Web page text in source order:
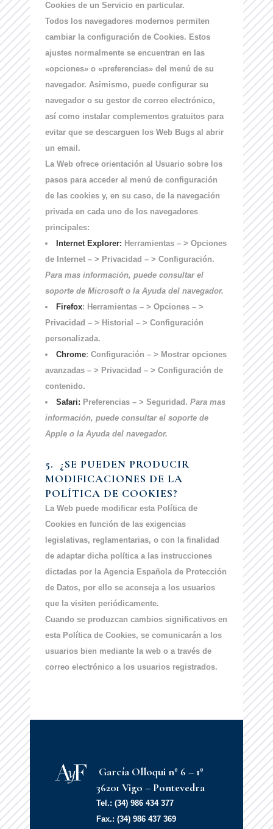
Cookies de un Servicio en particular.
Todos los navegadores modernos permiten
cambiar la configuración de Cookies. Estos
ajustes normalmente se encuentran en las
«opciones» o «preferencias» del menú de su
navegador. Asimismo, puede configurar su
navegador o su gestor de correo electrónico,
así como instalar complementos gratuitos para
evitar que se descarguen los Web Bugs al abrir
un email.
La Web ofrece orientación al Usuario sobre los
pasos para acceder al menú de configuración
de las cookies y, en su caso, de la navegación
privada en cada uno de los navegadores
principales:
Internet Explorer: Herramientas – > Opciones
de Internet – > Privacidad – > Configuración.
Para mas información, puede consultar el
soporte de Microsoft o la Ayuda del navegador.
Firefox: Herramientas – > Opciones – >
Privacidad – > Historial – > Configuración
personalizada.
Chrome: Configuración – > Mostrar opciones
avanzadas – > Privacidad – > Configuración de
contenido.
Safari: Preferencias – > Seguridad. Para mas
información, puede consultar el soporte de
Apple o la Ayuda del navegador.
5.
¿SE PUEDEN PRODUCIR
MODIFICACIONES DE LA
POLÍTICA DE COOKIES?
La Web puede modificar esta Política de
Cookies en función de las exigencias
legislativas, reglamentarias, o con la finalidad
de adaptar dicha política a las instrucciones
dictadas por la Agencia Española de Protección
de Datos, por ello se aconseja a los usuarios
que la visiten periódicamente.
Cuando se produzcan cambios significativos en
esta Política de Cookies, se comunicarán a los
usuarios bien mediante la web o a través de
correo electrónico a los usuarios registrados.
García Olloqui nº 6 – 1º
36201 Vigo – Pontevedra
Tel.: (34) 986 434 377
Fax.: (34) 986 437 369